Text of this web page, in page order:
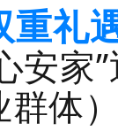
礼
安家
群体